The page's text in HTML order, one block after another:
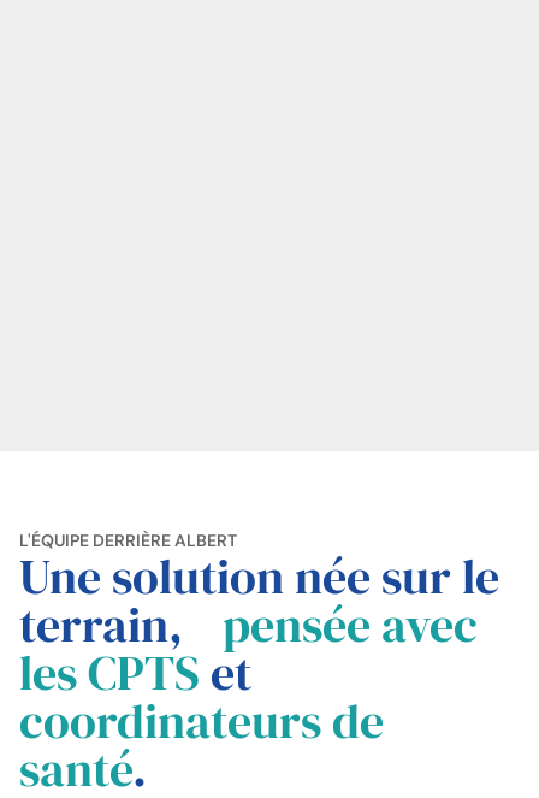
L'ÉQUIPE DERRIÈRE ALBERT
Une solution née sur le
terrain, pensée avec
les CPTS et
coordinateurs de
santé.